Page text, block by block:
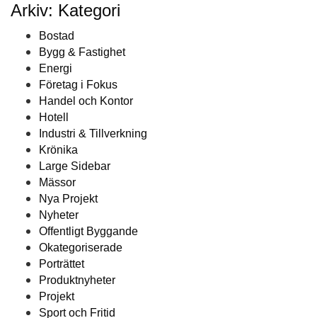
Arkiv: Kategori
Bostad
Bygg & Fastighet
Energi
Företag i Fokus
Handel och Kontor
Hotell
Industri & Tillverkning
Krönika
Large Sidebar
Mässor
Nya Projekt
Nyheter
Offentligt Byggande
Okategoriserade
Porträttet
Produktnyheter
Projekt
Sport och Fritid